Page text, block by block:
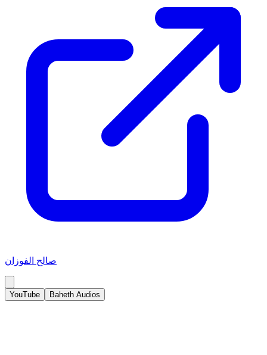
صالح الفوزان
YouTube Baheth Audios